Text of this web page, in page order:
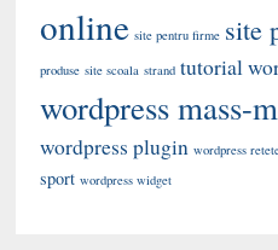
online site pentru firme site
produse site scoala strand tutorial
wordpress mass-
wordpress plugin wordpress
sport wordpress widget